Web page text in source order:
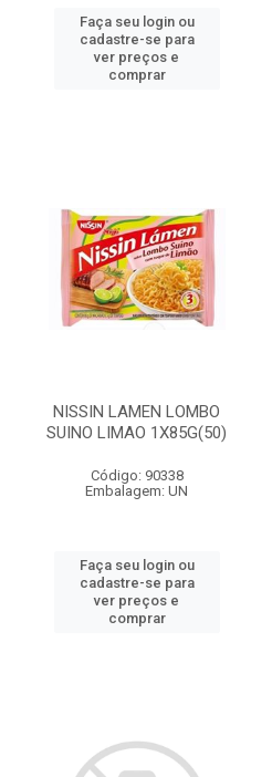
Faça seu login ou
cadastre-se para
ver preços e
comprar
NISSIN LAMEN LOMBO
SUINO LIMAO 1X85G(50)
Código: 90338
Embalagem: UN
Faça seu login ou
cadastre-se para
ver preços e
comprar